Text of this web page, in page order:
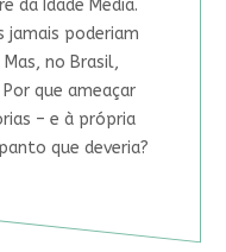
da Idade Média.
jamais poderiam
no Brasil,
que ameaçar
– e à própria
que deveria?